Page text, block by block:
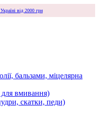
від 2000 грн
бальзами, міцелярна
вмивання)
скатки, педи)